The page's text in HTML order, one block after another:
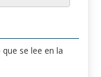
se lee en la